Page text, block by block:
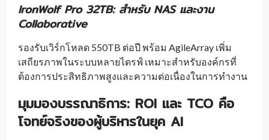
IronWolf Pro 32TB: สำหรับ NAS และงาน
Collaborative
รองรับเวิร์กโหลด 550TB ต่อปี พร้อม AgileArray เพิ่ม
เสถียรภาพในระบบหลายไดรฟ์ เหมาะสำหรับองค์กรที่
ต้องการประสิทธิภาพสูงและความต่อเนื่องในการทำงาน
มุมมองบรรณาธิการ: ROI และ TCO คือ
โจทย์จริงของผู้บริหารในยุค AI